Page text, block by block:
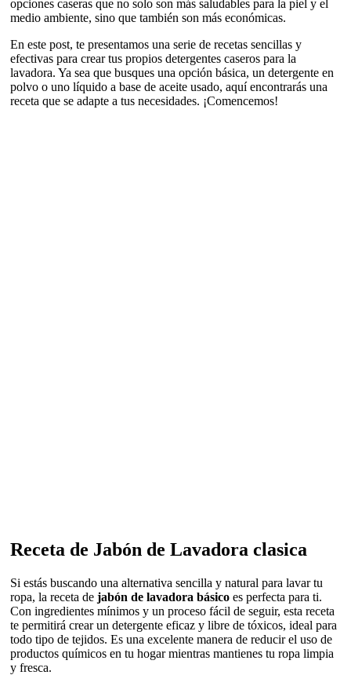
opciones caseras que no solo son más saludables para la piel y el
medio ambiente, sino que también son más económicas.
En este post, te presentamos una serie de recetas sencillas y
efectivas para crear tus propios detergentes caseros para la
lavadora. Ya sea que busques una opción básica, un detergente en
polvo o uno líquido a base de aceite usado, aquí encontrarás una
receta que se adapte a tus necesidades. ¡Comencemos!
Receta de Jabón de Lavadora clasica
Si estás buscando una alternativa sencilla y natural para lavar tu
ropa, la receta de jabón de lavadora básico es perfecta para ti.
Con ingredientes mínimos y un proceso fácil de seguir, esta receta
te permitirá crear un detergente eficaz y libre de tóxicos, ideal para
todo tipo de tejidos. Es una excelente manera de reducir el uso de
productos químicos en tu hogar mientras mantienes tu ropa limpia
y fresca.